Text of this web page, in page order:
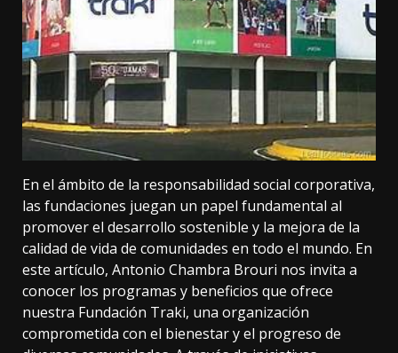
En el ámbito de la responsabilidad social corporativa,
las fundaciones juegan un papel fundamental al
promover el desarrollo sostenible y la mejora de la
calidad de vida de comunidades en todo el mundo. En
este artículo, Antonio Chambra Brouri nos invita a
conocer los programas y beneficios que ofrece
nuestra Fundación Traki, una organización
comprometida con el bienestar y el progreso de